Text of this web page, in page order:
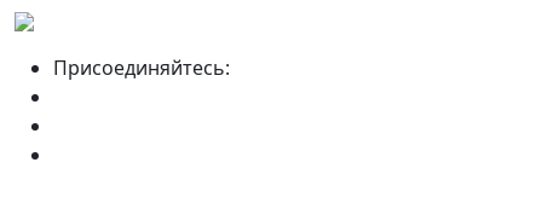
Присоединяйтесь: